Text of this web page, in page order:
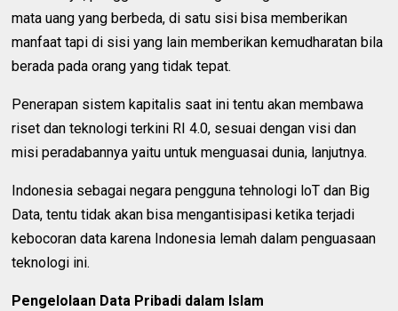
mata uang yang berbeda, di satu sisi bisa memberikan
manfaat tapi di sisi yang lain memberikan kemudharatan bila
berada pada orang yang tidak tepat.
Penerapan sistem kapitalis saat ini tentu akan membawa
riset dan teknologi terkini RI 4.0, sesuai dengan visi dan
misi peradabannya yaitu untuk menguasai dunia, lanjutnya.
Indonesia sebagai negara pengguna tehnologi loT dan Big
Data, tentu tidak akan bisa mengantisipasi ketika terjadi
kebocoran data karena Indonesia lemah dalam penguasaan
teknologi ini.
Pengelolaan Data Pribadi dalam Islam